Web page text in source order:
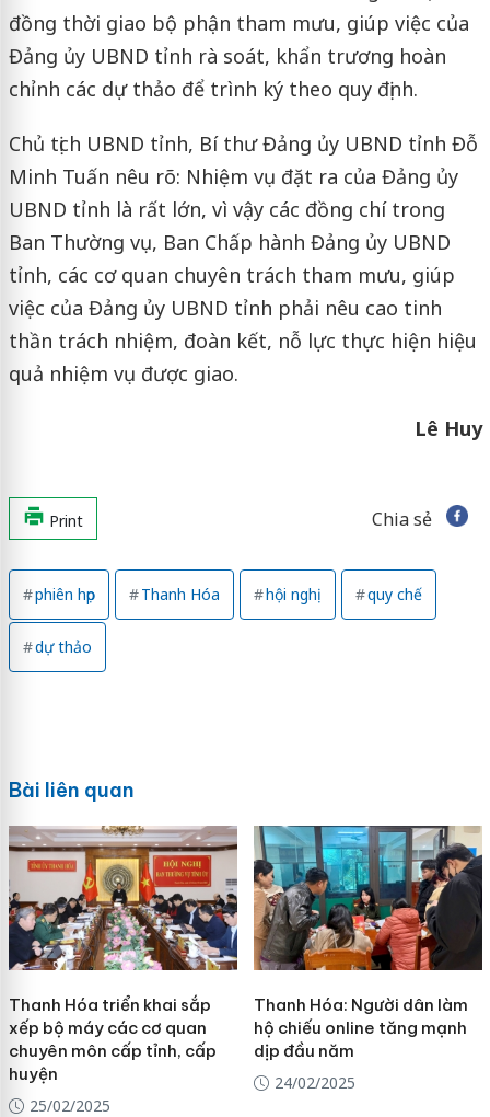
đồng thời giao bộ phận tham mưu, giúp việc của
Đảng ủy UBND tỉnh rà soát, khẩn trương hoàn
chỉnh các dự thảo để trình ký theo quy định.
Chủ tịch UBND tỉnh, Bí thư Đảng ủy UBND tỉnh Đỗ
Minh Tuấn nêu rõ: Nhiệm vụ đặt ra của Đảng ủy
UBND tỉnh là rất lớn, vì vậy các đồng chí trong
Ban Thường vụ, Ban Chấp hành Đảng ủy UBND
tỉnh, các cơ quan chuyên trách tham mưu, giúp
việc của Đảng ủy UBND tỉnh phải nêu cao tinh
thần trách nhiệm, đoàn kết, nỗ lực thực hiện hiệu
quả nhiệm vụ được giao.
Lê Huy
Print Chia sẻ
phiên họp Thanh Hóa hội nghị quy chế
dự thảo
Bài liên quan
Thanh Hóa triển khai sắp
xếp bộ máy các cơ quan
chuyên môn cấp tỉnh, cấp
huyện
25/02/2025
Thanh Hóa: Người dân làm
hộ chiếu online tăng mạnh
dịp đầu năm
24/02/2025